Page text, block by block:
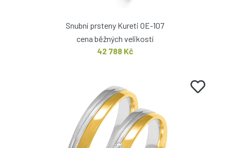
Snubní prsteny Kureti OE-107
cena běžných velikostí
42 788 Kč